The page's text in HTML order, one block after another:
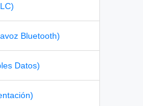
Bluetooth)
Datos)